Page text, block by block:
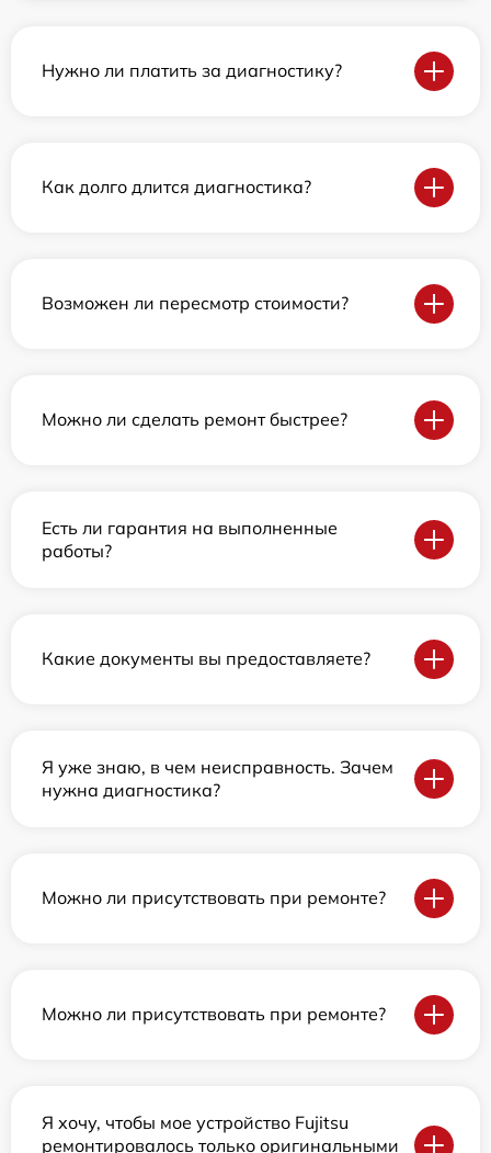
Нужно ли платить за диагностику?
Как долго длится диагностика?
Возможен ли пересмотр стоимости?
Можно ли сделать ремонт быстрее?
Есть ли гарантия на выполненные
работы?
Какие документы вы предоставляете?
Я уже знаю, в чем неисправность. Зачем
нужна диагностика?
Можно ли присутствовать при ремонте?
Можно ли присутствовать при ремонте?
Я хочу, чтобы мое устройство Fujitsu
ремонтировалось только оригинальными